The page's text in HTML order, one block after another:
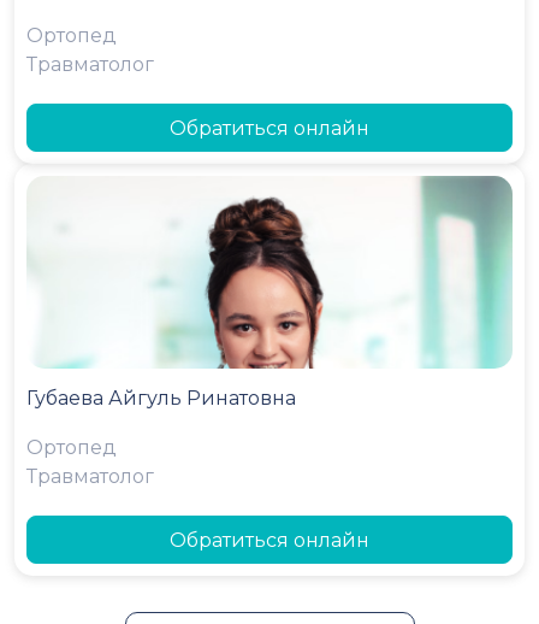
Ортопед
Травматолог
Обратиться онлайн
Губаева Айгуль Ринатовна
Ортопед
Травматолог
Обратиться онлайн